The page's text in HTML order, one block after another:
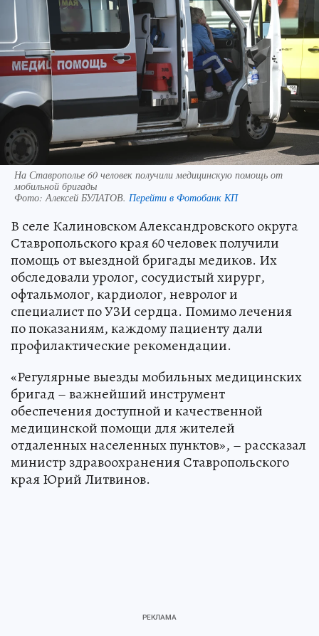
На Ставрополье 60 человек получили медицинскую помощь от
мобильной бригады
Фото: Алексей БУЛАТОВ. Перейти в Фотобанк КП
В селе Калиновском Александровского округа
Ставропольского края 60 человек получили
помощь от выездной бригады медиков. Их
обследовали уролог, сосудистый хирург,
офтальмолог, кардиолог, невролог и
специалист по УЗИ сердца. Помимо лечения
по показаниям, каждому пациенту дали
профилактические рекомендации.
«Регулярные выезды мобильных медицинских
бригад – важнейший инструмент
обеспечения доступной и качественной
медицинской помощи для жителей
отдаленных населенных пунктов», – рассказал
министр здравоохранения Ставропольского
края Юрий Литвинов.